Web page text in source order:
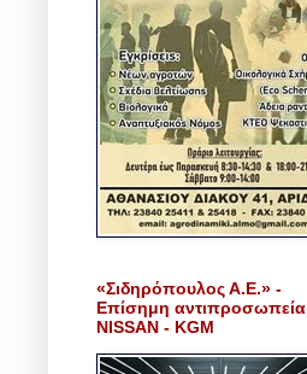
«Σιδηρόπουλος Α.Ε.» -
Επίσημη αντιπροσωπεία
NISSAN - KGM